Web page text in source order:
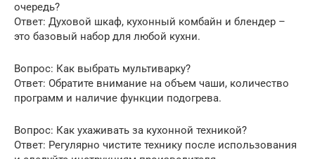
очередь?
Ответ: Духовой шкаф, кухонный комбайн и блендер –
это базовый набор для любой кухни.
Вопрос: Как выбрать мультиварку?
Ответ: Обратите внимание на объем чаши, количество
программ и наличие функции подогрева.
Вопрос: Как ухаживать за кухонной техникой?
Ответ: Регулярно чистите технику после использования